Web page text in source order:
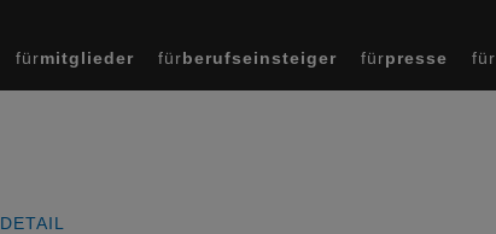
fürmitglieder fürberufseinsteiger fürpresse für
DETAIL